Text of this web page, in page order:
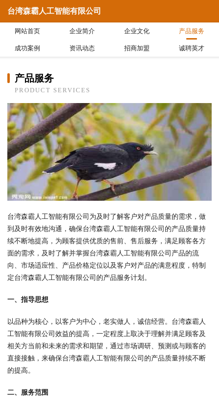
台湾森霸人工智能有限公司
网站首页 企业简介 企业文化 产品服务
成功案例 资讯动态 招商加盟 诚聘英才
产品服务
PRODUCT SERVICES
台湾森霸人工智能有限公司为及时了解客户对产品质量的需求，做
到及时有效地沟通，确保台湾森霸人工智能有限公司的产品质量持
续不断地提高，为顾客提供优质的售前、售后服务，满足顾客各方
面的需求，及时了解并掌握台湾森霸人工智能有限公司产品的流
向、市场适应性、产品价格定位以及客户对产品的满意程度，特制
定台湾森霸人工智能有限公司的产品服务计划。
一、指导思想
以品种为核心，以客户为中心，老实做人，诚信经营。台湾森霸人
工智能有限公司效益的提高，一定程度上取决于理解并满足顾客及
相关方当前和未来的需求和期望，通过市场调研、预测或与顾客的
直接接触，来确保台湾森霸人工智能有限公司的产品质量持续不断
的提高。
二、服务范围